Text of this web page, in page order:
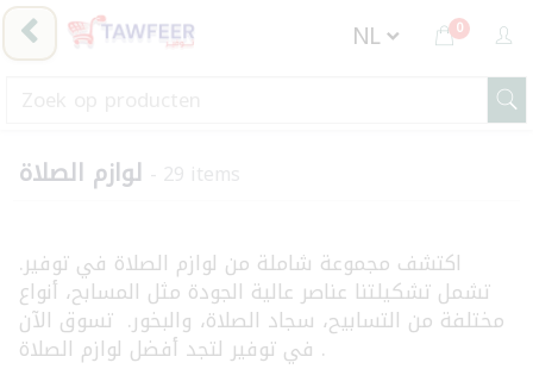
0
لوازم الصلاة - 29 items
اكتشف مجموعة شاملة من لوازم الصلاة في توفير.
تشمل تشكيلتنا عناصر عالية الجودة مثل المسابح، أنواع
مختلفة من التسابيح، سجاد الصلاة، والبخور. تسوق الآن
في توفير لتجد أفضل لوازم الصلاة .